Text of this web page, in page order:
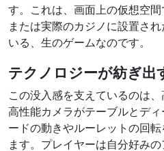
す。これは、画面上の仮想空
または実際のカジノに設置さ
いる、生のゲームなのです。
テクノロジーが紡ぎ出
この没入感を支えているのは
高性能カメラがテーブルとデ
ードの動きやルーレットの回
ます。プレイヤーは自分好み